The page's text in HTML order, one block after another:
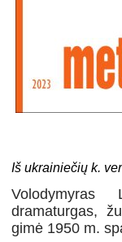
Iš ukrainiečių k.
Volodymyras
dramaturgas,
gimė 1950 m.